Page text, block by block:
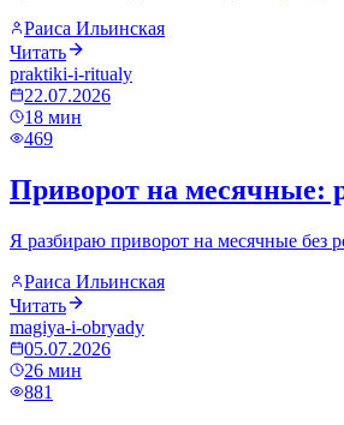
Раиса Ильинская
Читать
praktiki-i-ritualy
22.07.2026
18 мин
469
Приворот на месячные:
Я разбираю приворот на месячные без
Раиса Ильинская
Читать
magiya-i-obryady
05.07.2026
26 мин
881